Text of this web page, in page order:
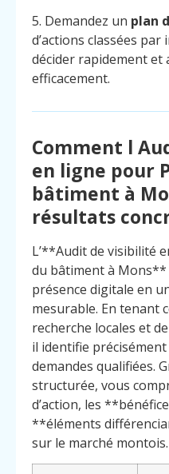
5. Demandez un plan
d’actions classées
décider rapidement et
efficacement.
Comment l
en ligne pour
bâtiment à
résultats
L’**Audit de visibilité
du bâtiment à
présence digitale en
mesurable. En tenant
recherche locales et
il identifie
demandes qualifiées.
structurée, vous
d’action, les
**éléments
sur le marché montois.